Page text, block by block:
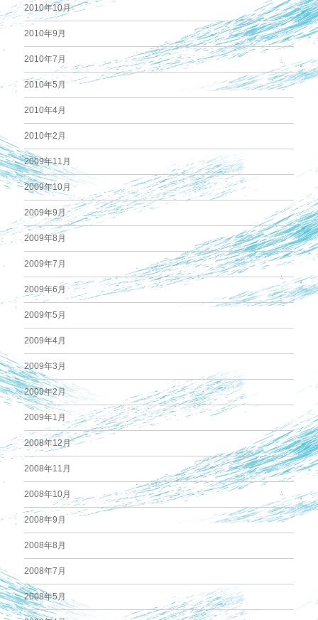
2010年10月
2010年9月
2010年7月
2010年5月
2010年4月
2010年2月
2009年11月
2009年10月
2009年9月
2009年8月
2009年7月
2009年6月
2009年5月
2009年4月
2009年3月
2009年2月
2009年1月
2008年12月
2008年11月
2008年10月
2008年9月
2008年8月
2008年7月
2008年5月